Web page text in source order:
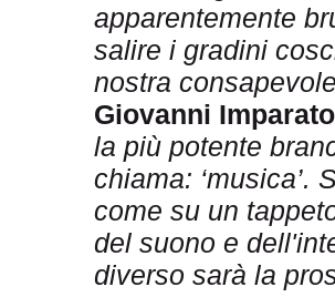
apparentemente
salire i gradini
nostra
Giovanni
la più potente
chiama: ‘musica’.
come su un
del suono e dell'i
diverso sarà la